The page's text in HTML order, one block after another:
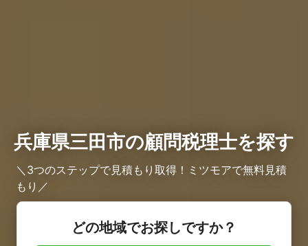
兵庫県三田市の顧問税理士を探す
＼3つのステップで見積もり取得！ミツモアで無料見積
もり／
どの地域でお探しですか？